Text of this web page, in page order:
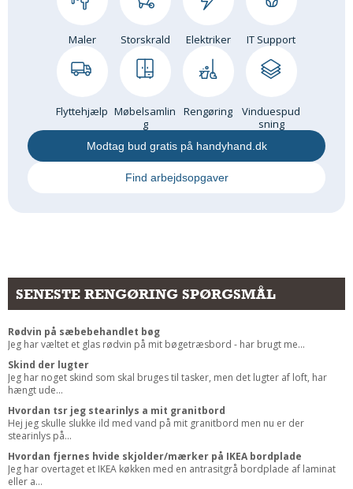
Maler Storskrald Elektriker IT Support
Flyttehjælp Møbelsamlin
g
Rengøring
Vinduespud
sning
Modtag bud gratis på handyhand.dk
Find arbejdsopgaver
SENESTE RENGØRING SPØRGSMÅL
Rødvin på sæbebehandlet bøg
Jeg har væltet et glas rødvin på mit bøgetræsbord - har brugt me...
Skind der lugter
Jeg har noget skind som skal bruges til tasker, men det lugter af loft, har
hængt ude...
Hvordan tsr jeg stearinlys a mit granitbord
Hej jeg skulle slukke ild med vand på mit granitbord men nu er der
stearinlys på...
Hvordan fjernes hvide skjolder/mærker på IKEA bordplade
Jeg har overtaget et IKEA køkken med en antrasitgrå bordplade af laminat
eller a...